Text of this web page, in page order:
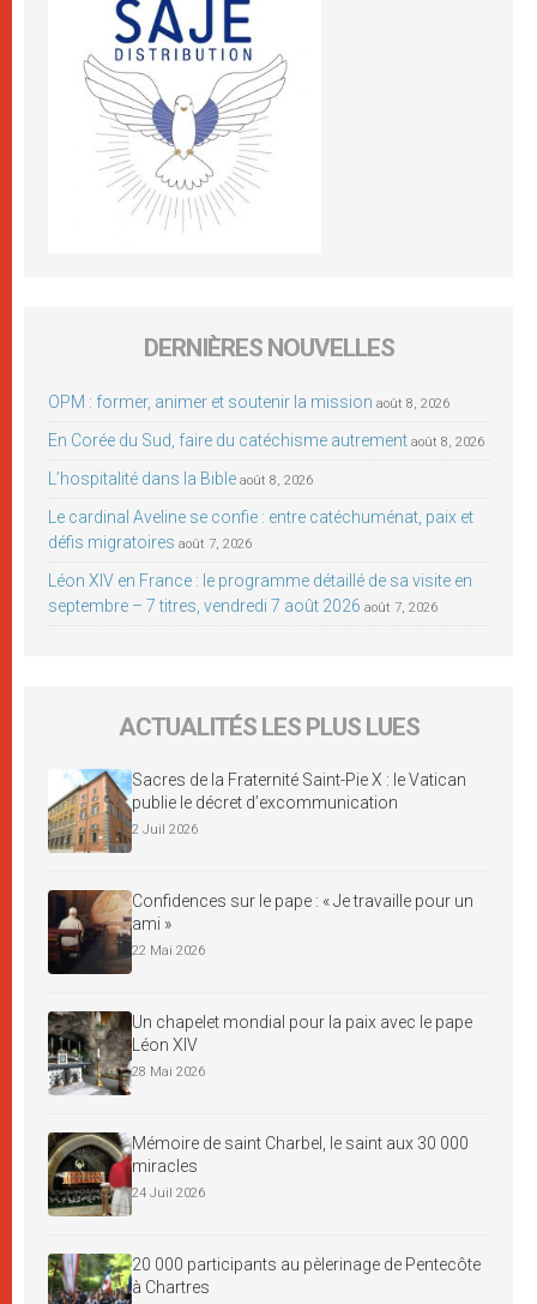
DERNIÈRES NOUVELLES
OPM : former, animer et soutenir la mission août 8, 2026
En Corée du Sud, faire du catéchisme autrement août 8, 2026
L’hospitalité dans la Bible août 8, 2026
Le cardinal Aveline se confie : entre catéchuménat, paix et
défis migratoires août 7, 2026
Léon XIV en France : le programme détaillé de sa visite en
septembre – 7 titres, vendredi 7 août 2026 août 7, 2026
ACTUALITÉS LES PLUS LUES
Sacres de la Fraternité Saint-Pie X : le Vatican
publie le décret d’excommunication
2 Juil 2026
Confidences sur le pape : « Je travaille pour un
ami »
22 Mai 2026
Un chapelet mondial pour la paix avec le pape
Léon XIV
28 Mai 2026
Mémoire de saint Charbel, le saint aux 30 000
miracles
24 Juil 2026
20 000 participants au pèlerinage de Pentecôte
à Chartres